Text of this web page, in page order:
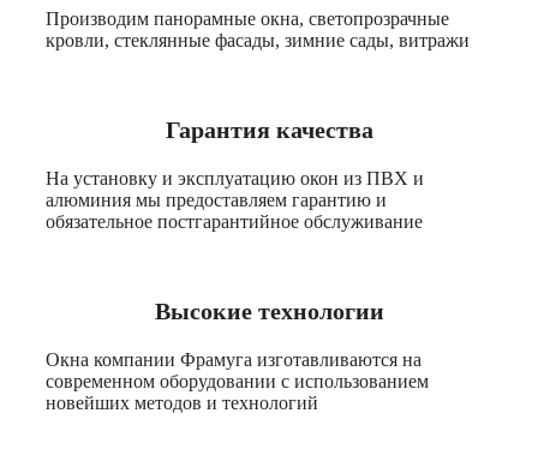
Производим панорамные окна, светопрозрачные
кровли, стеклянные фасады, зимние сады, витражи
Гарантия качества
На установку и эксплуатацию окон из ПВХ и
алюминия мы предоставляем гарантию и
обязательное постгарантийное обслуживание
Высокие технологии
Окна компании Фрамуга изготавливаются на
современном оборудовании с использованием
новейших методов и технологий